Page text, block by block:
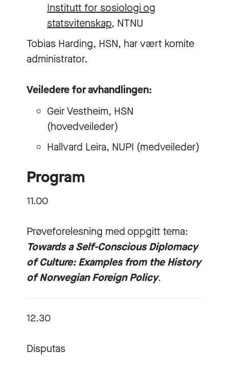
Institutt for sosiologi og
statsvitenskap, NTNU
Tobias Harding, HSN, har vært komite
administrator.
Veiledere for avhandlingen:
Geir Vestheim, HSN
(hovedveileder)
Hallvard Leira, NUPI (medveileder)
Program
11.00
Prøveforelesning med oppgitt tema:
Towards a Self-Conscious Diplomacy
of Culture: Examples from the History
of Norwegian Foreign Policy.
12.30
Disputas